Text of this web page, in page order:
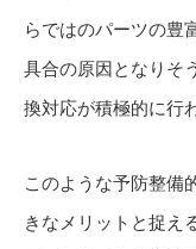
らではのパーツの豊
具合の原因となりそ
換対応が積極的に行
このような予防整備
きなメリットと捉え